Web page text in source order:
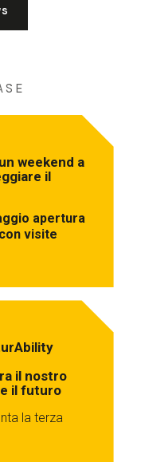
weekend a
il
apertura
visite
il nostro
il futuro
la terza